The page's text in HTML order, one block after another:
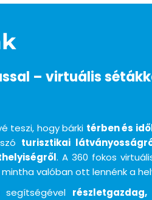
– virtuális
teszi, hogy bárki térben és
turisztikai
. A 360 fokos
valóban ott lennénk a